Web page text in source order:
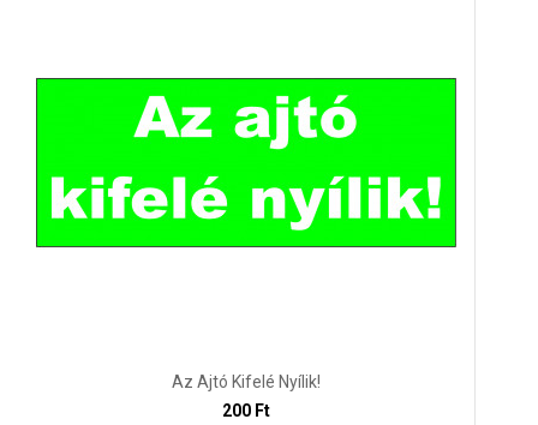
Az Ajtó Kifelé Nyílik!
200 Ft